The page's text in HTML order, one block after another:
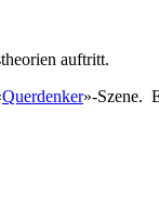
auftritt.
Querdenker»-Szene.